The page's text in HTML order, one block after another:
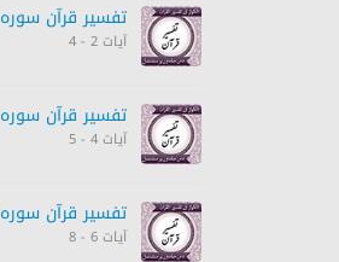
تفسیر قرآن سورہ ‎التحريم
آیات 2 - 4
تفسیر قرآن سورہ ‎التحريم
آیات 4 - 5
تفسیر قرآن سورہ ‎التحريم
آیات 6 - 8